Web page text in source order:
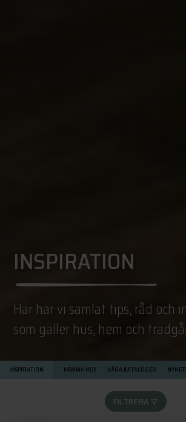
INSPIRATION
Här har vi samlat tips, råd och
som gäller hus, hem och
INSPIRATION HEMMA HOS VÅRA KATALOGER
FILTRERA